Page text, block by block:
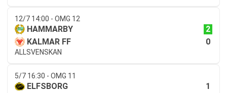
12/7 14:00 - OMG 12
HAMMARBY
2
KALMAR FF
0
ALLSVENSKAN
5/7 16:30 - OMG 11
ELFSBORG
1